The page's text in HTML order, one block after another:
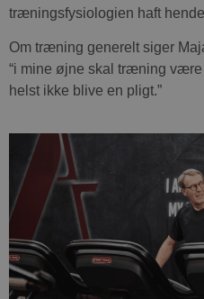
træningsfysiologien haft
Om træning generelt siger
“i mine øjne skal træning
helst ikke blive en pligt.”